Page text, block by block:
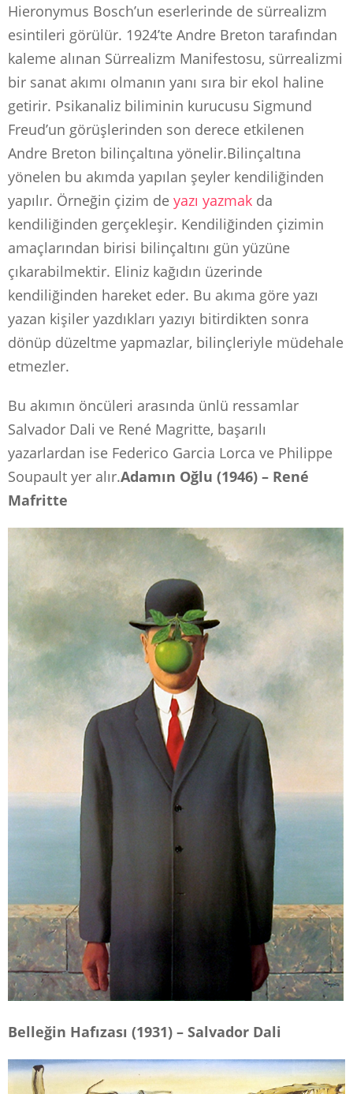
Hieronymus Bosch’un eserlerinde de sürrealizm
esintileri görülür. 1924’te Andre Breton tarafından
kaleme alınan Sürrealizm Manifestosu, sürrealizmi
bir sanat akımı olmanın yanı sıra bir ekol haline
getirir. Psikanaliz biliminin kurucusu Sigmund
Freud’un görüşlerinden son derece etkilenen
Andre Breton bilinçaltına yönelir.Bilinçaltına
yönelen bu akımda yapılan şeyler kendiliğinden
yapılır. Örneğin çizim de yazı yazmak da
kendiliğinden gerçekleşir. Kendiliğinden çizimin
amaçlarından birisi bilinçaltını gün yüzüne
çıkarabilmektir. Eliniz kağıdın üzerinde
kendiliğinden hareket eder. Bu akıma göre yazı
yazan kişiler yazdıkları yazıyı bitirdikten sonra
dönüp düzeltme yapmazlar, bilinçleriyle müdehale
etmezler.
Bu akımın öncüleri arasında ünlü ressamlar
Salvador Dali ve René Magritte, başarılı
yazarlardan ise Federico Garcia Lorca ve Philippe
Soupault yer alır.Adamın Oğlu (1946) – René
Mafritte
Belleğin Hafızası (1931) – Salvador Dali